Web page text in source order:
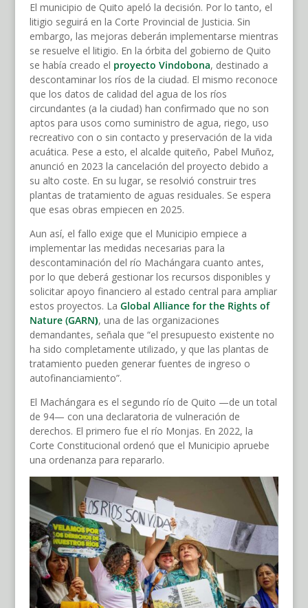
El municipio de Quito apeló la decisión. Por lo tanto, el
litigio seguirá en la Corte Provincial de Justicia. Sin
embargo, las mejoras deberán implementarse mientras
se resuelve el litigio. En la órbita del gobierno de Quito
se había creado el proyecto Vindobona, destinado a
descontaminar los ríos de la ciudad. El mismo reconoce
que los datos de calidad del agua de los ríos
circundantes (a la ciudad) han confirmado que no son
aptos para usos como suministro de agua, riego, uso
recreativo con o sin contacto y preservación de la vida
acuática. Pese a esto, el alcalde quiteño, Pabel Muñoz,
anunció en 2023 la cancelación del proyecto debido a
su alto coste. En su lugar, se resolvió construir tres
plantas de tratamiento de aguas residuales. Se espera
que esas obras empiecen en 2025.
Aun así, el fallo exige que el Municipio empiece a
implementar las medidas necesarias para la
descontaminación del río Machángara cuanto antes,
por lo que deberá gestionar los recursos disponibles y
solicitar apoyo financiero al estado central para ampliar
estos proyectos. La Global Alliance for the Rights of
Nature (GARN), una de las organizaciones
demandantes, señala que “el presupuesto existente no
ha sido completamente utilizado, y que las plantas de
tratamiento pueden generar fuentes de ingreso o
autofinanciamiento”.
El Machángara es el segundo río de Quito —de un total
de 94— con una declaratoria de vulneración de
derechos. El primero fue el río Monjas. En 2022, la
Corte Constitucional ordenó que el Municipio apruebe
una ordenanza para repararlo.